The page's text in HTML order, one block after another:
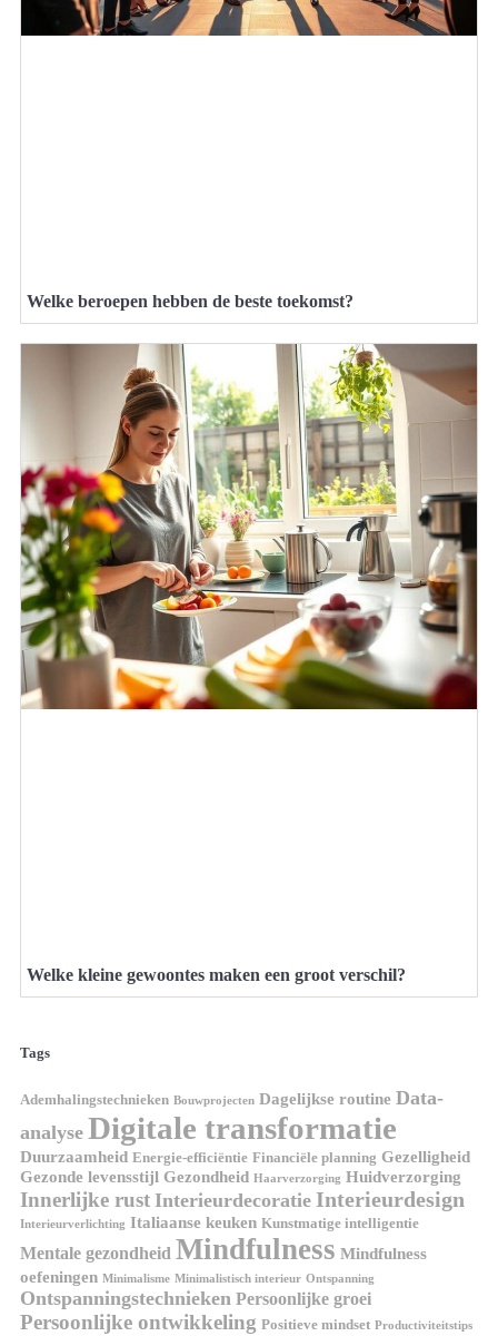
Welke beroepen hebben de beste toekomst?
Welke kleine gewoontes maken een groot verschil?
Tags
Ademhalingstechnieken Bouwprojecten Dagelijkse routine Data-
analyse Digitale transformatie
Duurzaamheid Energie-efficiëntie Financiële planning Gezelligheid
Gezonde levensstijl Gezondheid Haarverzorging Huidverzorging
Innerlijke rust Interieurdecoratie Interieurdesign
Interieurverlichting Italiaanse keuken Kunstmatige intelligentie
Mentale gezondheid Mindfulness Mindfulness
oefeningen Minimalisme Minimalistisch interieur Ontspanning
Ontspanningstechnieken Persoonlijke groei
Persoonlijke ontwikkeling Positieve mindset Productiviteitstips